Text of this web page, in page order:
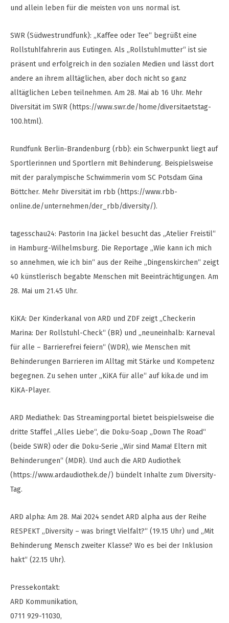
und allein leben für die meisten von uns normal ist.
SWR (Südwestrundfunk): „Kaffee oder Tee“ begrüßt eine
Rollstuhlfahrerin aus Eutingen. Als „Rollstuhlmutter“ ist sie
präsent und erfolgreich in den sozialen Medien und lässt dort
andere an ihrem alltäglichen, aber doch nicht so ganz
alltäglichen Leben teilnehmen. Am 28. Mai ab 16 Uhr. Mehr
Diversität im SWR (https://www.swr.de/home/diversitaetstag-
100.html).
Rundfunk Berlin-Brandenburg (rbb): ein Schwerpunkt liegt auf
Sportlerinnen und Sportlern mit Behinderung. Beispielsweise
mit der paralympische Schwimmerin vom SC Potsdam Gina
Böttcher. Mehr Diversität im rbb (https://www.rbb-
online.de/unternehmen/der_rbb/diversity/).
tagesschau24: Pastorin Ina Jäckel besucht das „Atelier Freistil“
in Hamburg-Wilhelmsburg. Die Reportage „Wie kann ich mich
so annehmen, wie ich bin“ aus der Reihe „Dingenskirchen“ zeigt
40 künstlerisch begabte Menschen mit Beeinträchtigungen. Am
28. Mai um 21.45 Uhr.
KiKA: Der Kinderkanal von ARD und ZDF zeigt „Checkerin
Marina: Der Rollstuhl-Check“ (BR) und „neuneinhalb: Karneval
für alle – Barrierefrei feiern“ (WDR), wie Menschen mit
Behinderungen Barrieren im Alltag mit Stärke und Kompetenz
begegnen. Zu sehen unter „KiKA für alle“ auf kika.de und im
KiKA-Player.
ARD Mediathek: Das Streamingportal bietet beispielsweise die
dritte Staffel „Alles Liebe“, die Doku-Soap „Down The Road“
(beide SWR) oder die Doku-Serie „Wir sind Mama! Eltern mit
Behinderungen“ (MDR). Und auch die ARD Audiothek
(https://www.ardaudiothek.de/) bündelt Inhalte zum Diversity-
Tag.
ARD alpha: Am 28. Mai 2024 sendet ARD alpha aus der Reihe
RESPEKT „Diversity – was bringt Vielfalt?“ (19.15 Uhr) und „Mit
Behinderung Mensch zweiter Klasse? Wo es bei der Inklusion
hakt“ (22.15 Uhr).
Pressekontakt:
ARD Kommunikation,
0711 929-11030,